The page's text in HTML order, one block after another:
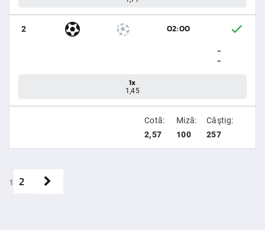
2
02:00
-
-
1x
1,45
Cotă:
2,57
Miză:
100
Câştig:
257
1 2